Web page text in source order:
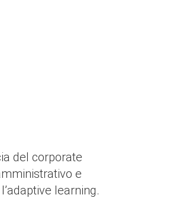
del corporate
e
learning.